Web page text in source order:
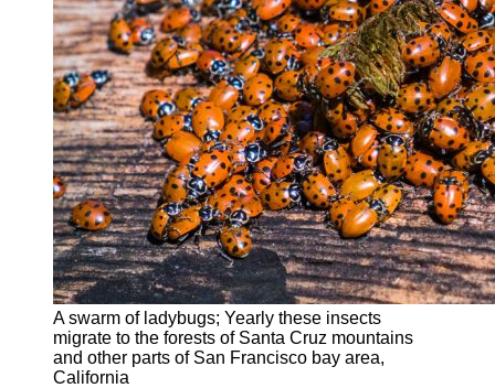
A swarm of ladybugs; Yearly these insects
migrate to the forests of Santa Cruz mountains
and other parts of San Francisco bay area,
California